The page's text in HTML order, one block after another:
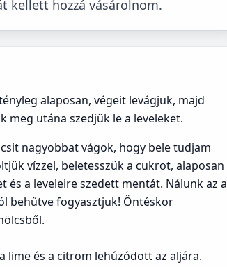
kellett hozzá vásárolnom.
alaposan, végeit levágjuk, majd
meg utána szedjük le a leveleket.
nagyobbat vágok, hogy bele tudjam
vízzel, beletesszük a cukrot, alaposan
a leveleire szedett mentát. Nálunk az a
behűtve fogyasztjuk! Öntéskor
lime és a citrom lehúzódott az aljára.